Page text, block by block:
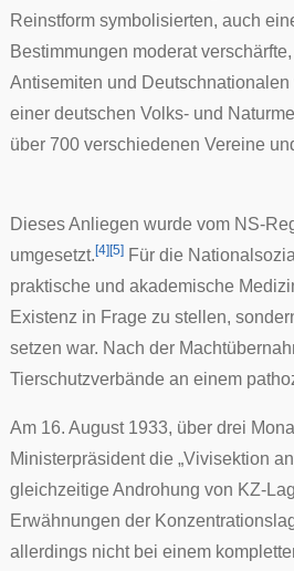
Reinstform symbolisierten, auch
Bestimmungen moderat
Antisemiten und
einer deutschen Volks- und
über 700 verschiedenen Vereine
Dieses Anliegen wurde vom NS-
umgesetzt. [4] [5] Für die
praktische und akademische
Existenz in Frage zu stellen,
setzen war. Nach der
Tierschutzverbände an einem
Am 16. August 1933, über drei
Ministerpräsident die „Vivisektion
gleichzeitige Androhung von KZ-
Erwähnungen der
allerdings nicht bei einem